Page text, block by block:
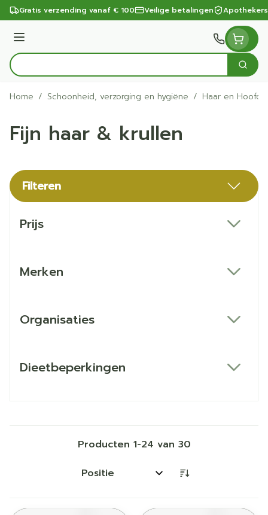
Ga naar de inhoud
Gratis verzending vanaf € 100 Veilige betalingen
Menu
Product, merk, categorie...
Zoek
Home / Schoonheid, verzorging en hygiëne / Haar en Hoofd
Fijn haar & krullen
Filteren
Prijs
Merken
Organisaties
Dieetbeperkingen
Producten 1-24 van 30
Sorteer op: